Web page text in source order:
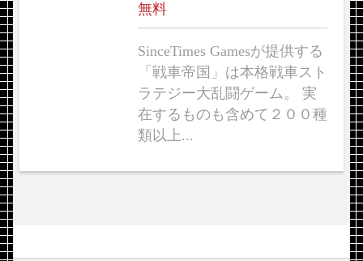
無料
SinceTimes Gamesが提供する
「戦車帝国」は本格戦車スト
ラテジー大乱闘ゲーム。 実
在するものも含めて２００種
類以上...